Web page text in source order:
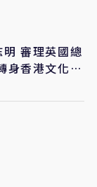
明 審理英國總
身香港文化地